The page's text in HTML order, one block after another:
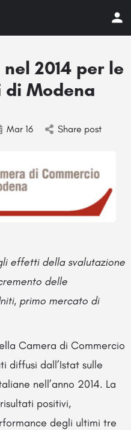
2014 per le
di Modena
Mar 16 Share post
effetti della svalutazione
delle
primo mercato di
Camera di Commercio
diffusi dall’Istat sulle
nell’anno 2014. La
positivi,
degli ultimi tre